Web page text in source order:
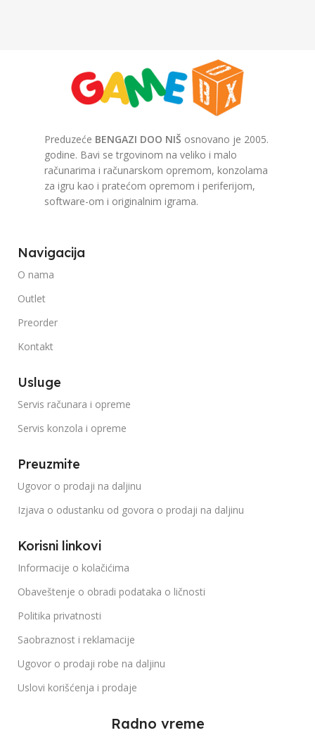
Preduzeće BENGAZI DOO NIŠ osnovano je 2005.
godine. Bavi se trgovinom na veliko i malo
računarima i računarskom opremom, konzolama
za igru kao i pratećom opremom i periferijom,
software-om i originalnim igrama.
Navigacija
O nama
Outlet
Preorder
Kontakt
Usluge
Servis računara i opreme
Servis konzola i opreme
Preuzmite
Ugovor o prodaji na daljinu
Izjava o odustanku od govora o prodaji na daljinu
Korisni linkovi
Informacije o kolačićima
Obaveštenje o obradi podataka o ličnosti
Politika privatnosti
Saobraznost i reklamacije
Ugovor o prodaji robe na daljinu
Uslovi korišćenja i prodaje
Radno vreme